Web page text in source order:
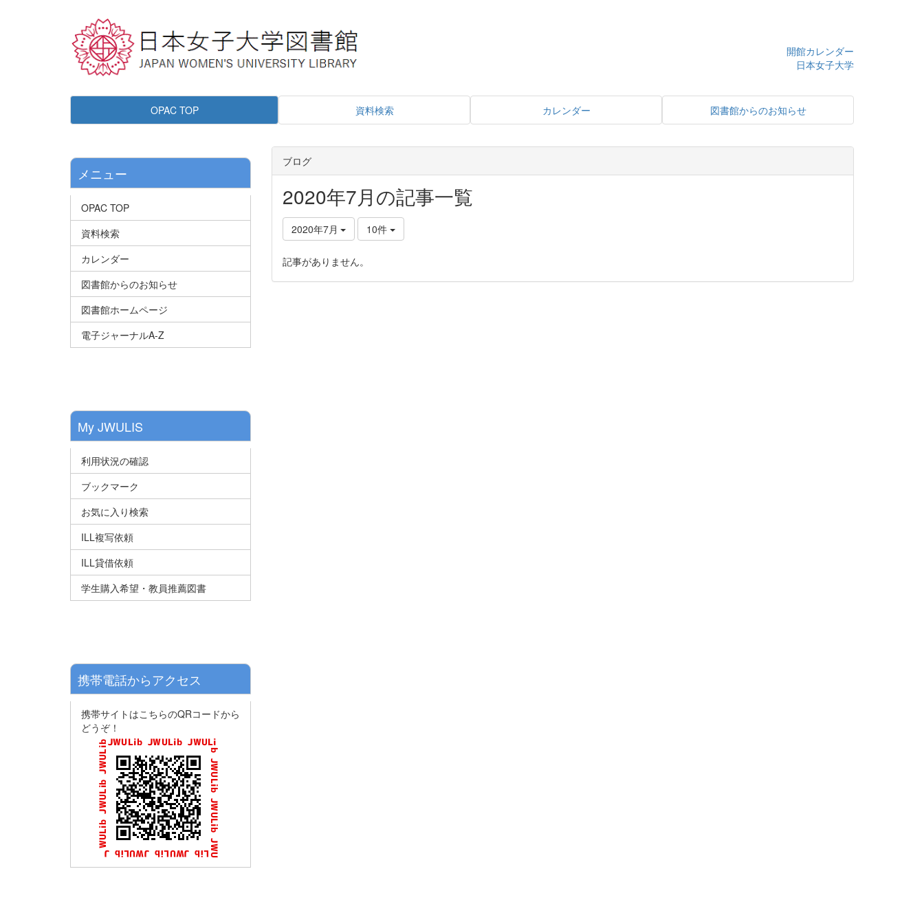
開館カレンダー
日本女子大学
OPAC TOP 資料検索 カレンダー 図書館からのお知らせ
ブログ
2020年7月の記事一覧
2020年7月 10件
記事がありません。
メニュー
OPAC TOP
資料検索
カレンダー
図書館からのお知らせ
図書館ホームページ
電子ジャーナルA-Z
My JWULIS
利用状況の確認
ブックマーク
お気に入り検索
ILL複写依頼
ILL貸借依頼
学生購入希望・教員推薦図書
携帯電話からアクセス
携帯サイトはこちらのQRコードから
どうぞ！